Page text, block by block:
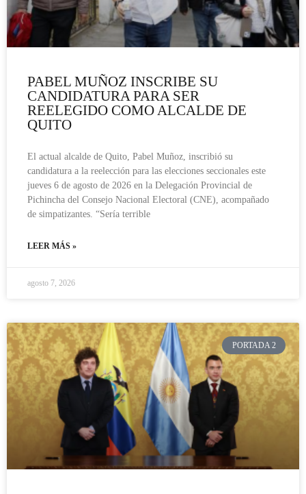
PABEL MUÑOZ INSCRIBE SU
CANDIDATURA PARA SER
REELEGIDO COMO ALCALDE DE
QUITO
El actual alcalde de Quito, Pabel Muñoz, inscribió su
candidatura a la reelección para las elecciones seccionales este
jueves 6 de agosto de 2026 en la Delegación Provincial de
Pichincha del Consejo Nacional Electoral (CNE), acompañado
de simpatizantes. “Sería terrible
LEER MÁS »
agosto 7, 2026
PORTADA 2